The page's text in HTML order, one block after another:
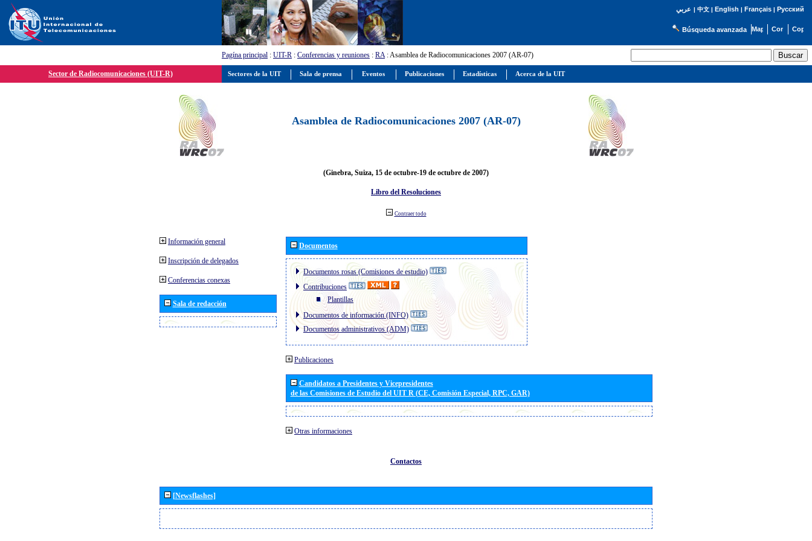
عربي | 中文| English | Français| Русский
Búsqueda avanzada
Pagína principal : UIT-R : Conferencias y reuniones : RA: Asamblea de Radiocomunicaciones 2007 (AR-07)
Sector de Radiocomunicaciones (UIT-R)
Asamblea de Radiocomunicaciones 2007 (AR-07)
(Ginebra, Suiza, 15 de octubre-19 de octubre de 2007)
Libro del Resoluciones
Contraer todo
Información general
Inscripción de delegados
Conferencias conexas
Sala de redacción
Documentos
Documentos rosas (Comisiones de estudio)
Contribuciones
Plantillas
Documentos de información (INFO)
Documentos administrativos (ADM)
Publicaciones
Candidatos a Presidentes y Vicepresidentes
de las Comisiones de Estudio del UIT R (CE, Comisión Especial, RPC, GAR)
Otras informaciones
Contactos
[Newsflashes]
Sectores de la UIT Sala de prensa Eventos Publicaciones Estadísticas Acerca de la UIT